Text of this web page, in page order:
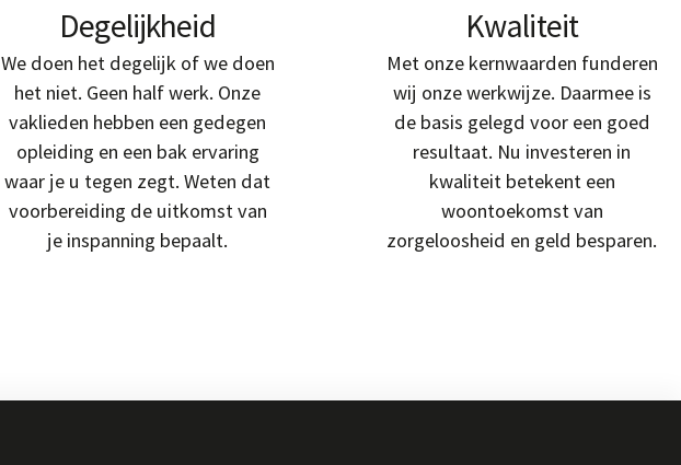
Degelijkheid
We doen het degelijk of we doen
het niet. Geen half werk. Onze
vaklieden hebben een gedegen
opleiding en een bak ervaring
waar je u tegen zegt. Weten dat
voorbereiding de uitkomst van
je inspanning bepaalt.
Kwaliteit
Met onze kernwaarden funderen
wij onze werkwijze. Daarmee is
de basis gelegd voor een goed
resultaat. Nu investeren in
kwaliteit betekent een
woontoekomst van
zorgeloosheid en geld besparen.